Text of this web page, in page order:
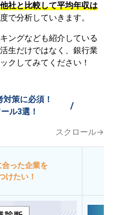
社と比較して平均年収は
で分析していきます。
ングなども紹介している
生だけではなく、銀行業
クしてみてください！
策に必須！
ル3選！
/
スクロール→
合った企業を
けたい！